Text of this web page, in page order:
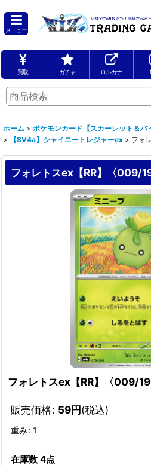
メニュー
買取 ガチャ ロルカナ
ホーム > ポケモンカード【スカーレット＆バ
>
【SV4a】シャイニートレジャーex > フォ
フォレトスex【RR】〈009/
フォレトスex【RR】〈009/
販売価格: 59円(税込)
重み: 1
在庫数 4点